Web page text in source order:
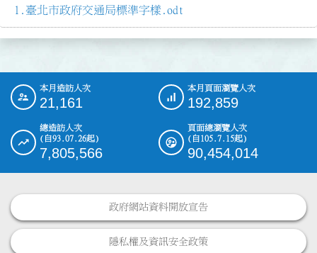
臺北市政府交通局標準字樣.odt
::: 本月造訪人次
21,161
本月頁面瀏覽人次
192,859
總造訪人次
(自93.07.26起)
7,805,566
頁面總瀏覽人次
(自105.7.15起)
90,454,014
政府網站資料開放宣告
隱私權及資訊安全政策